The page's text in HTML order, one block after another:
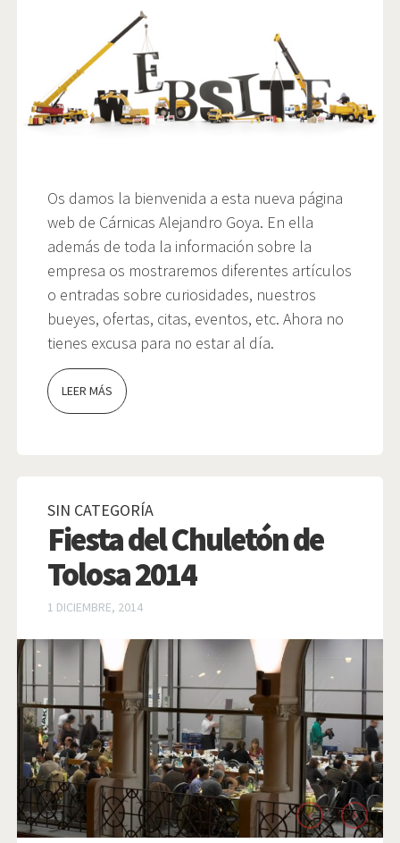
Os damos la bienvenida a esta nueva página
web de Cárnicas Alejandro Goya. En ella
además de toda la información sobre la
empresa os mostraremos diferentes artículos
o entradas sobre curiosidades, nuestros
bueyes, ofertas, citas, eventos, etc. Ahora no
tienes excusa para no estar al día.
LEER MÁS
SIN CATEGORÍA
Fiesta del Chuletón de
Tolosa 2014
1 DICIEMBRE, 2014